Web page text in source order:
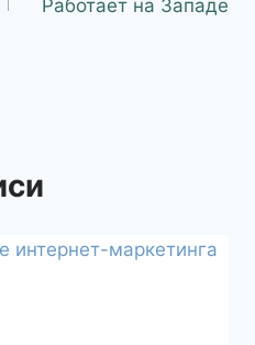
Работает на Западе